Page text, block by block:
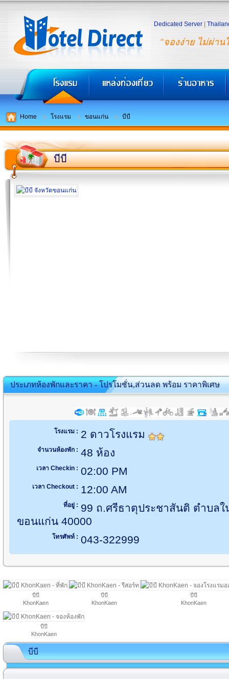
"จองง่าย ไม่ผ่าน
Dedicated Server
Home โรงแรม ขอนแก่น บีบี
บีบี
ประเภทห้องพักและราคา - โปรโมชั่น,ส่วนลด พร้อม ราคาพิเศษ
โรงแรม : 2 ดาวโรงแรม
จำนวนห้องพัก : 48 ห้อง
เวลา Checkin : 02:00 PM
เวลา Checkout : 12:00 AM
ที่อยู่ : 99 ถ.ศรีธาตุประชาสันติ ตำบลใ
ขอนแก่น 40000
โทรศัพท์ : 043-322999
บีบี
KhonKaen
บีบี
KhonKaen
บีบี
KhonKaen
บีบี
KhonKaen
บีบี